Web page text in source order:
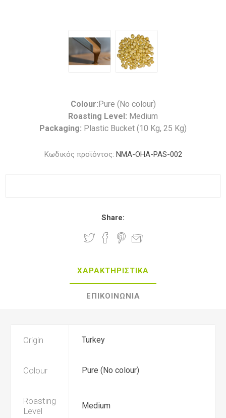
Colour:Pure (No colour)
Roasting Level: Medium
Packaging: Plastic Bucket (10 Kg, 25 Kg)
Κωδικός προϊόντος: NMA-OHA-PAS-002
Share:
ΧΑΡΑΚΤΗΡΙΣΤΙΚΑ
ΕΠΙΚΟΙΝΩΝΙΑ
Origin Turkey
Colour Pure (No colour)
Roasting
Level
Medium